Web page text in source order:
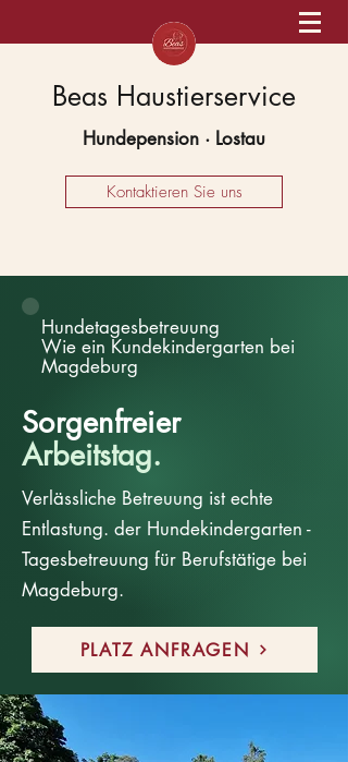
Beas Haustierservice
Hundepension · Lostau
Kontaktieren Sie uns
Hundetagesbetreuung
Wie ein Kundekindergarten bei
Magdeburg
Sorgenfreier
Arbeitstag.
Verlässliche Betreuung ist echte
Entlastung. der Hundekindergarten -
Tagesbetreuung für Berufstätige bei
Magdeburg.
PLATZ ANFRAGEN